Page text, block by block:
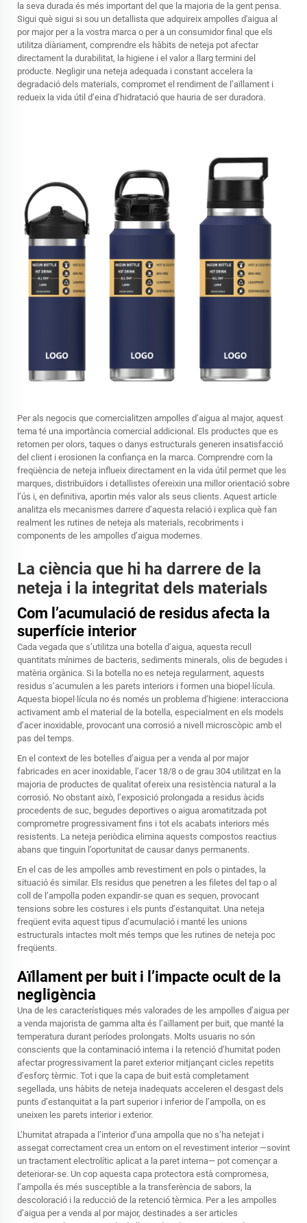
la seva durada és més important del que la majoria de la gent pensa.
Sigui què sigui si sou un detallista que adquireix ampolles d'aigua al
por major per a la vostra marca o per a un consumidor final que els
utilitza diàriament, comprendre els hàbits de neteja pot afectar
directament la durabilitat, la higiene i el valor a llarg termini del
producte. Negligir una neteja adequada i constant accelera la
degradació dels materials, compromet el rendiment de l’aïllament i
redueix la vida útil d’eina d’hidratació que hauria de ser duradora.
Per als negocis que comercialitzen ampolles d’aigua al major, aquest
tema té una importància comercial addicional. Els productes que es
retornen per olors, taques o danys estructurals generen insatisfacció
del client i erosionen la confiança en la marca. Comprendre com la
freqüència de neteja influeix directament en la vida útil permet que les
marques, distribuïdors i detallistes ofereixin una millor orientació sobre
l’ús i, en definitiva, aportin més valor als seus clients. Aquest article
analitza els mecanismes darrere d’aquesta relació i explica què fan
realment les rutines de neteja als materials, recobriments i
components de les ampolles d’aigua modernes.
La ciència que hi ha darrere de la
neteja i la integritat dels materials
Com l’acumulació de residus afecta la
superfície interior
Cada vegada que s’utilitza una botella d’aigua, aquesta recull
quantitats mínimes de bacteris, sediments minerals, olis de begudes i
matèria orgànica. Si la botella no es neteja regularment, aquests
residus s’acumulen a les parets interiors i formen una biopel·lícula.
Aquesta biopel·lícula no és només un problema d’higiene: interacciona
activament amb el material de la botella, especialment en els models
d’acer inoxidable, provocant una corrosió a nivell microscòpic amb el
pas del temps.
En el context de les botelles d’aigua per a venda al por major
fabricades en acer inoxidable, l’acer 18/8 o de grau 304 utilitzat en la
majoria de productes de qualitat ofereix una resistència natural a la
corrosió. No obstant això, l’exposició prolongada a residus àcids
procedents de suc, begudes deportives o aigua aromatitzada pot
comprometre progressivament fins i tot els acabats interiors més
resistents. La neteja periòdica elimina aquests compostos reactius
abans que tinguin l’oportunitat de causar danys permanents.
En el cas de les ampolles amb revestiment en pols o pintades, la
situació és similar. Els residus que penetren a les filetes del tap o al
coll de l’ampolla poden expandir-se quan es sequen, provocant
tensions sobre les costures i els punts d’estanquitat. Una neteja
freqüent evita aquest tipus d’acumulació i manté les unions
estructurals intactes molt més temps que les rutines de neteja poc
freqüents.
Aïllament per buit i l’impacte ocult de la
negligència
Una de les característiques més valorades de les ampolles d’aigua per
a venda majorista de gamma alta és l’aïllament per buit, que manté la
temperatura durant períodes prolongats. Molts usuaris no són
conscients que la contaminació interna i la retenció d’humitat poden
afectar progressivament la paret exterior mitjançant cicles repetits
d’esforç tèrmic. Tot i que la capa de buit està completament
segellada, uns hàbits de neteja inadequats acceleren el desgast dels
punts d’estanquitat a la part superior i inferior de l’ampolla, on es
uneixen les parets interior i exterior.
L’humitat atrapada a l’interior d’una ampolla que no s’ha netejat i
assegat correctament crea un entorn on el revestiment interior —sovint
un tractament electrolític aplicat a la paret interna— pot començar a
deteriorar-se. Un cop aquesta capa protectora està compromesa,
l’ampolla és més susceptible a la transferència de sabors, la
descoloració i la reducció de la retenció tèrmica. Per a les ampolles
d’aigua per a venda al por major, destinades a ser articles